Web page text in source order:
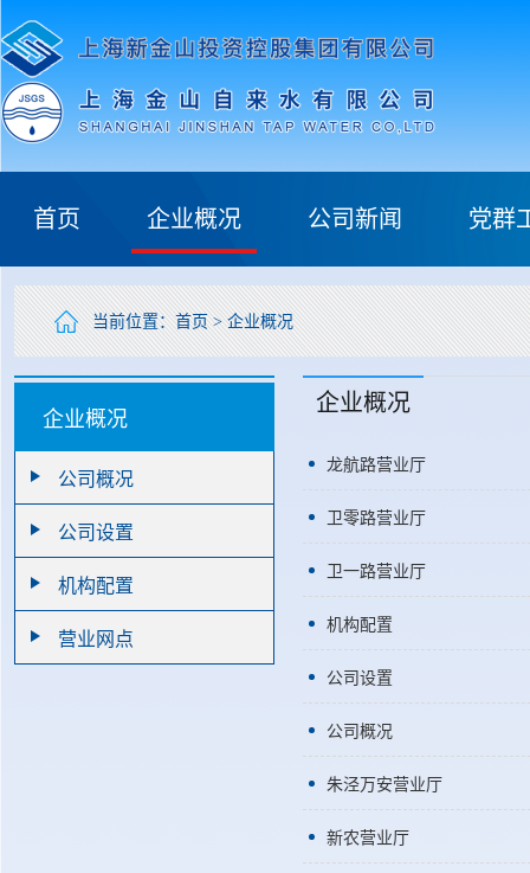
首页 企业概况 公司新闻 党群
当前位置： 首页>企业概况
企业概况
公司概况
公司设置
机构配置
营业网点
企业概况
龙航路营业厅
卫零路营业厅
卫一路营业厅
机构配置
公司设置
公司概况
朱泾万安营业厅
新农营业厅